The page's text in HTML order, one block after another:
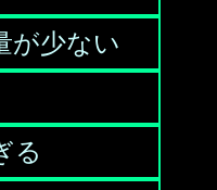
が少ない
る